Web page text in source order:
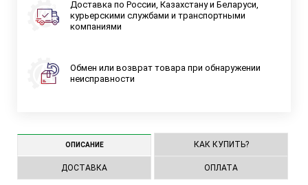
Доставка по России, Казахстану и Беларуси,
курьерскими службами и транспортными
компаниями
Обмен или возврат товара при обнаружении
неисправности
ОПИСАНИЕ КАК КУПИТЬ?
ДОСТАВКА ОПЛАТА